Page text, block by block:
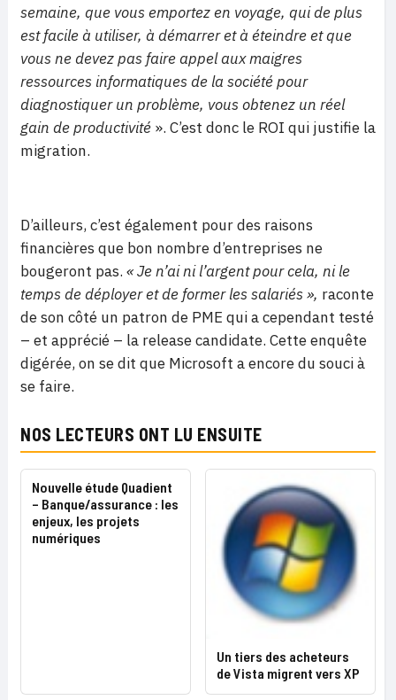
semaine, que vous emportez en voyage, qui de plus
est facile à utiliser, à démarrer et à éteindre et que
vous ne devez pas faire appel aux maigres
ressources informatiques de la société pour
diagnostiquer un problème, vous obtenez un réel
gain de productivité ». C’est donc le ROI qui justifie la
migration.
D’ailleurs, c’est également pour des raisons
financières que bon nombre d’entreprises ne
bougeront pas. « Je n’ai ni l’argent pour cela, ni le
temps de déployer et de former les salariés », raconte
de son côté un patron de PME qui a cependant testé
– et apprécié – la release candidate. Cette enquête
digérée, on se dit que Microsoft a encore du souci à
se faire.
NOS LECTEURS ONT LU ENSUITE
Nouvelle étude Quadient
– Banque/assurance : les
enjeux, les projets
numériques
Un tiers des acheteurs
de Vista migrent vers XP